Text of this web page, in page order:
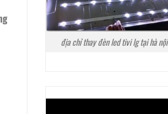
địa chỉ thay đèn led tivi lg tại hà nội